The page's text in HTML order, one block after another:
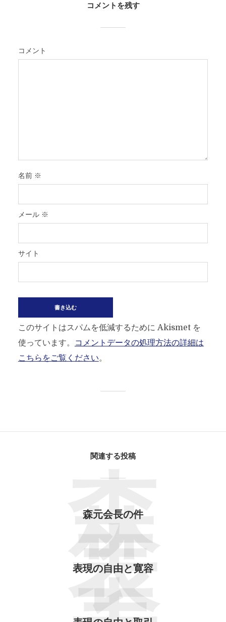
コメントを残す
コメント
名前 ※
メール ※
サイト
このサイトはスパムを低減するために Akismet を
使っています。
コメントデータの処理方法の詳細は
こちらをご覧ください。
関連する投稿
森元会長の件
森
表現の自由と寛容
表